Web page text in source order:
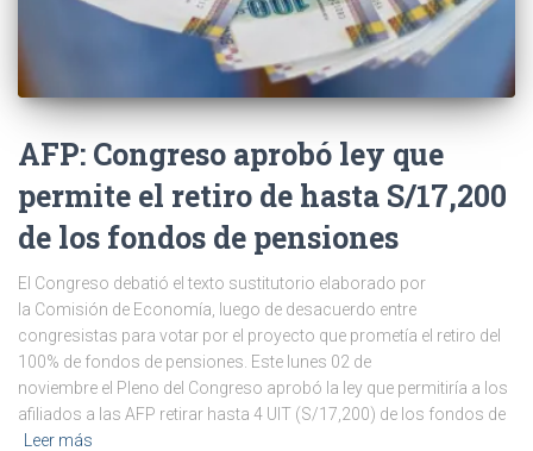
AFP: Congreso aprobó ley que
permite el retiro de hasta S/17,200
de los fondos de pensiones
El Congreso debatió el texto sustitutorio elaborado por
la Comisión de Economía, luego de desacuerdo entre
congresistas para votar por el proyecto que prometía el retiro del
100% de fondos de pensiones. Este lunes 02 de
noviembre el Pleno del Congreso aprobó la ley que permitiría a los
afiliados a las AFP retirar hasta 4 UIT (S/17,200) de los fondos de
Leer más